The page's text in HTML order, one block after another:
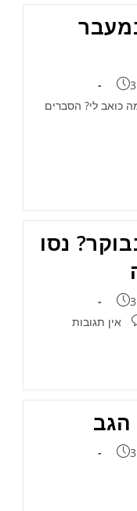
כואב לי? הסברים
נסו
אין תגובות
הגב